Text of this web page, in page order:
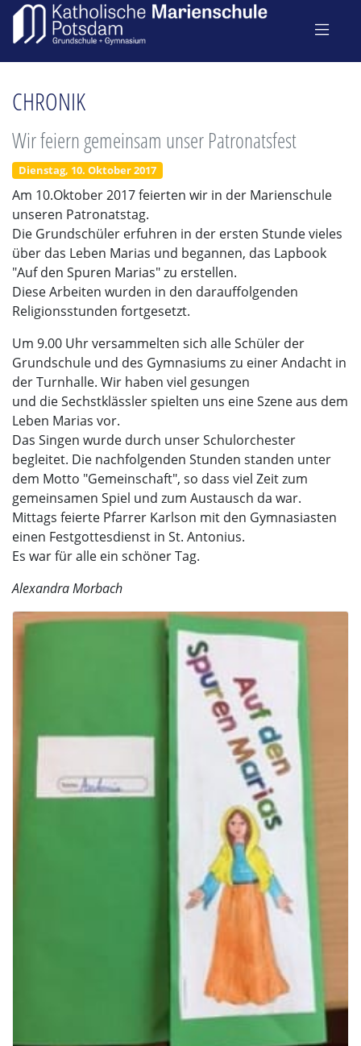
CHRONIK
Wir feiern gemeinsam unser Patronatsfest
Dienstag, 10. Oktober 2017
Am 10.Oktober 2017 feierten wir in der Marienschule
unseren Patronatstag.
Die Grundschüler erfuhren in der ersten Stunde vieles
über das Leben Marias und begannen, das Lapbook
"Auf den Spuren Marias" zu erstellen.
Diese Arbeiten wurden in den darauffolgenden
Religionsstunden fortgesetzt.
Um 9.00 Uhr versammelten sich alle Schüler der
Grundschule und des Gymnasiums zu einer Andacht in
der Turnhalle. Wir haben viel gesungen
und die Sechstklässler spielten uns eine Szene aus dem
Leben Marias vor.
Das Singen wurde durch unser Schulorchester
begleitet. Die nachfolgenden Stunden standen unter
dem Motto "Gemeinschaft", so dass viel Zeit zum
gemeinsamen Spiel und zum Austausch da war.
Mittags feierte Pfarrer Karlson mit den Gymnasiasten
einen Festgottesdienst in St. Antonius.
Es war für alle ein schöner Tag.
Alexandra Morbach